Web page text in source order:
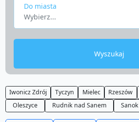
Do miasta
Wybierz...
Wyszukaj
Iwonicz Zdrój Tyczyn Mielec Rzeszów
Oleszyce
Rudnik nad Sanem Sanok